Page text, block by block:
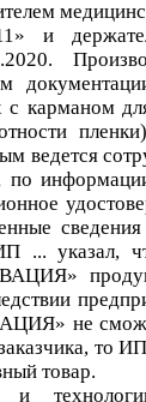
и
. П
с карманом
пленки)
ведется
по
ое
... указал,
не сможет
то ИП
товар.
технологии